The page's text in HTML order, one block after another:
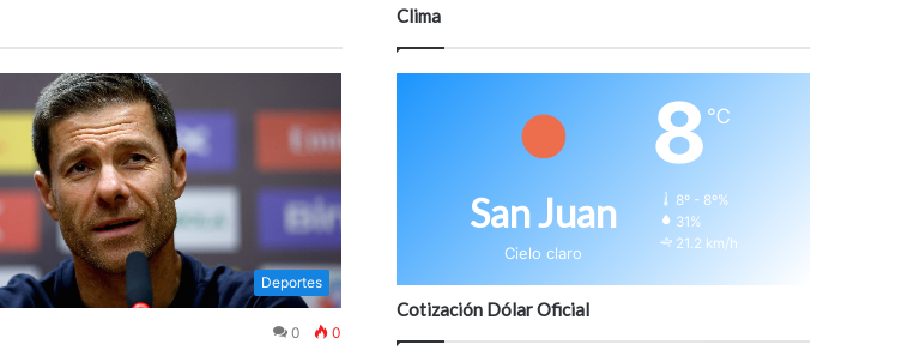
Deportes
0 0
Clima
San Juan
Cielo claro
8℃
8º - 8º%
31%
21.2 km/h
Cotización Dólar Oficial